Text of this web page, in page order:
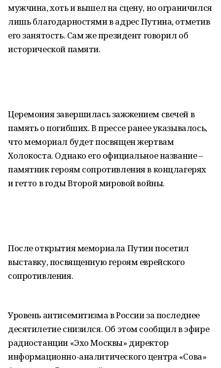
мужчина, хоть и вышел на сцену, но ограничился
лишь благодарностями в адрес Путина, отметив
его занятость. Сам же президент говорил об
исторической памяти.
Церемония завершилась зажжением свечей в
память о погибших. В прессе ранее указывалось,
что мемориал будет посвящен жертвам
Холокоста. Однако его официальное название –
памятник героям сопротивления в концлагерях
и гетто в годы Второй мировой войны.
После открытия мемориала Путин посетил
выставку, посвященную героям еврейского
сопротивления.
Уровень антисемитизма в России за последнее
десятилетие снизился. Об этом сообщил в эфире
радиостанции «Эхо Москвы» директор
информационно-аналитического центра «Сова»